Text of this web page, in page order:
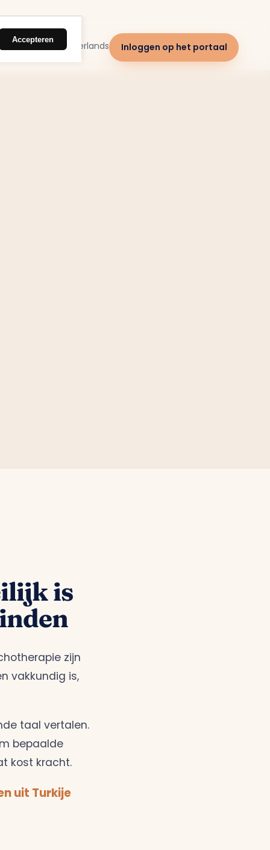
Nederlands Inloggen op het portaal
is
vakkundig is,
bepaalde
kost kracht.